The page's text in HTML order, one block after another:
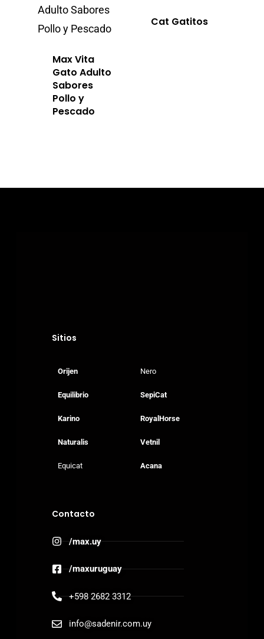
Max Vita
Gato Adulto
Sabores
Pollo y
Pescado
Cat Gatitos
Sitios
Orijen
Equilibrio
Karino
Naturalis
Equicat
Nero
SepiCat
RoyalHorse
Vetnil
Acana
Contacto
/max.uy
/maxuruguay
+598 2682 3312
info@sadenir.com.uy